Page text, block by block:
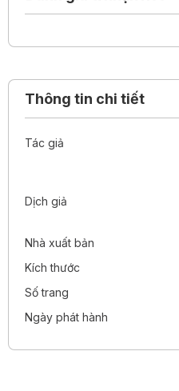
Thông tin chi tiết
Tác giả
Dịch giả
Nhà xuất bản
Kích thước
Số trang
Ngày phát hành